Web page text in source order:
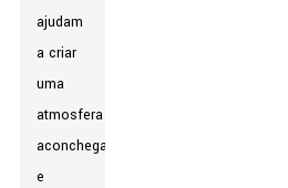
ajudam
a criar
uma
atmosfera
aconchegante
e